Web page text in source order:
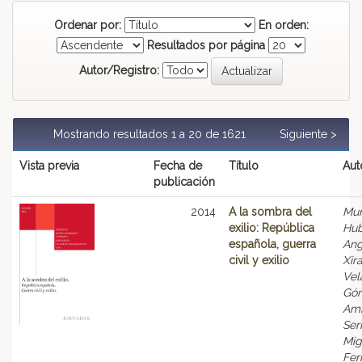
Ordenar por:
En orden:
Resultados por página
Autor/Registro:
Mostrando resultados 1 a 20 de 1621 Siguiente >
Vista previa
Fecha de
publicación
Título
2014
A la sombra del
exilio: República
española, guerra
civil y exilio